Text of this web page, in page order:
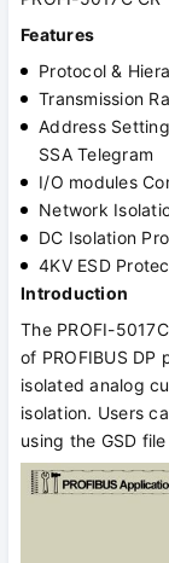
Features
Protocol &
Transmission
Address
SSA Telegram
I/O modules
Network
DC Isolation
4KV ESD
Introduction
The PROFI-
of PROFIBUS
isolated analog
isolation. Users
using the GSD